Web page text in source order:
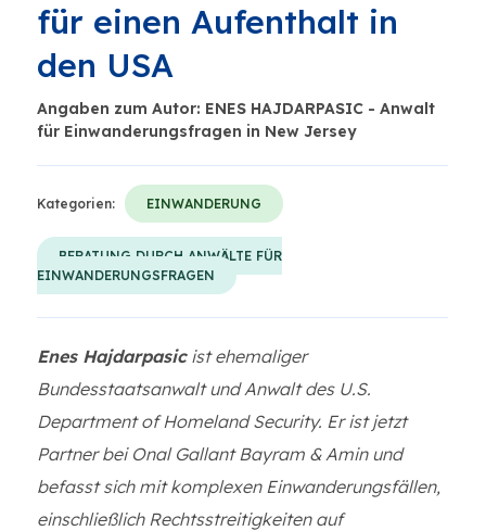
für einen Aufenthalt in
den USA
Angaben zum Autor: ENES HAJDARPASIC - Anwalt
für Einwanderungsfragen in New Jersey
Kategorien: EINWANDERUNG
BERATUNG DURCH ANWÄLTE FÜR
EINWANDERUNGSFRAGEN
Enes Hajdarpasicist ehemaliger
Bundesstaatsanwalt und Anwalt des U.S.
Department of Homeland Security. Er ist jetzt
Partner bei Onal Gallant Bayram & Amin und
befasst sich mit komplexen Einwanderungsfällen,
einschließlich Rechtsstreitigkeiten auf